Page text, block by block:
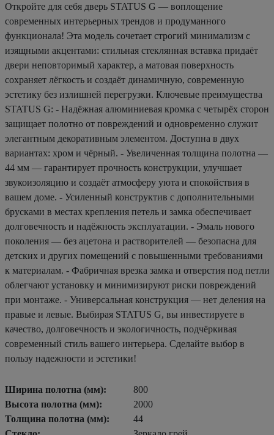
Откройте для себя дверь STATUS G — воплощение
современных интерьерных трендов и продуманного
функционала! Эта модель сочетает строгий минимализм с
изящными акцентами: стильная стеклянная вставка придаёт
двери неповторимый характер, а матовая поверхность
сохраняет лёгкость и создаёт динамичную, современную
эстетику без излишней перегрузки. Ключевые преимущества
STATUS G: - Надёжная алюминиевая кромка с четырёх сторон
защищает полотно от повреждений и одновременно служит
элегантным декоративным элементом. Доступна в двух
вариантах: хром и чёрный. - Увеличенная толщина полотна —
44 мм — гарантирует прочность конструкции, улучшает
звукоизоляцию и создаёт атмосферу уюта и спокойствия в
вашем доме. - Усиленный конструктив с дополнительными
брусками в местах крепления петель и замка обеспечивает
долговечность и надёжность эксплуатации. - Эмаль нового
поколения — без ацетона и растворителей — безопасна для
детских и других помещений с повышенными требованиями
к материалам. - Фабричная врезка замка и отверстия под петли
облегчают установку и минимизируют риски повреждений
при монтаже. - Универсальная конструкция — нет деления на
правые и левые. Выбирая STATUS G, вы инвестируете в
качество, долговечность и экологичность, подчёркивая
современный стиль вашего интерьера. Сделайте выбор в
пользу надежности и эстетики!
Ширина полотна (мм):
800
Высота полотна (мм):
2000
Толщина полотна (мм):
44